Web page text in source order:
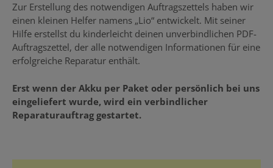
Zur Erstellung des notwendigen Auftragszettels haben wir
einen kleinen Helfer namens „Lio“ entwickelt. Mit seiner
Hilfe erstellst du kinderleicht deinen unverbindlichen PDF-
Auftragszettel, der alle notwendigen Informationen für eine
erfolgreiche Reparatur enthält.
Erst wenn der Akku per Paket oder persönlich bei uns
eingeliefert wurde, wird ein verbindlicher
Reparaturauftrag gestartet.